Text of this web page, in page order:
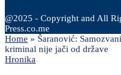
@2025 - Copyright and All
Press.co.me
Home » Šaranović:
kriminal nije jači od države
Hronika